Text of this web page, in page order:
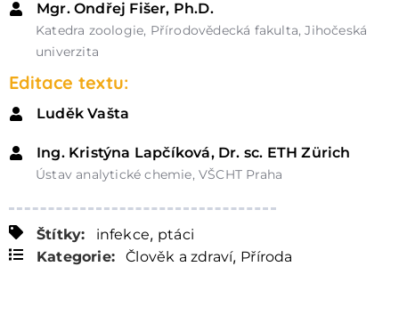
Mgr. Ondřej Fišer, Ph.D.
Katedra zoologie, Přírodovědecká fakulta, Jihočeská
univerzita
Editace textu:
Luděk Vašta
Ing. Kristýna Lapčíková, Dr. sc. ETH Zürich
Ústav analytické chemie, VŠCHT Praha
Štítky: infekce, ptáci
Kategorie:
Člověk a zdraví, Příroda